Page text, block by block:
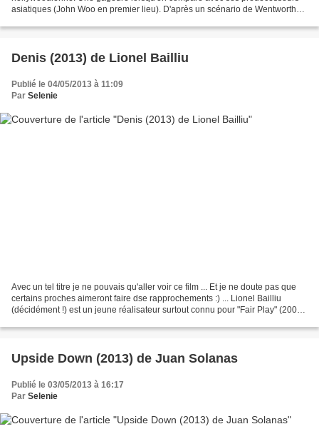
asiatiques (John Woo en premier lieu). D'après un scénario de Wentworth
Denis (2013) de Lionel Bailliu
Publié le 04/05/2013 à 11:09
Par Selenie
Avec un tel titre je ne pouvais qu'aller voir ce film ... Et je ne doute pas que
certains proches aimeront faire dse rapprochements :) ... Lionel Bailliu
(décidément !) est un jeune réalisateur surtout connu pour "Fair Play" (2006)
Upside Down (2013) de Juan Solanas
Publié le 03/05/2013 à 16:17
Par Selenie